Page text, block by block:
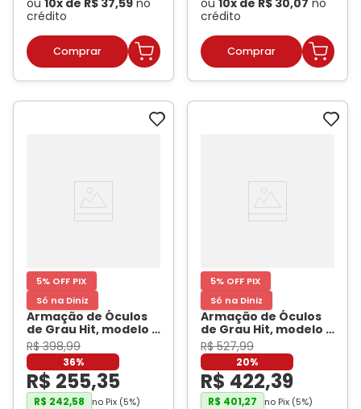
ou 10x de R$ 37,59 no
crédito
ou 10x de R$ 30,07 no
crédito
5% OFF PIX
Só na Diniz
Armação de Óculos
de Grau Hit, modelo 1
7010, cor Preto
R$ 398,99
36%
R$ 255,35
R$ 242,58 no Pix (5%)
5% OFF PIX
Só na Diniz
Armação de Óculos
de Grau Hit, modelo 2
8008, cor Preto
R$ 527,99
20%
R$ 422,39
R$ 401,27 no Pix (5%)